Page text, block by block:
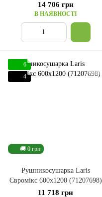
14 706 грн
В НАЯВНОСТІ
🚚 0 грн
6
4
Рушникосушарка Laris
Євромікс 600x1200 (71207698)
11 718 грн